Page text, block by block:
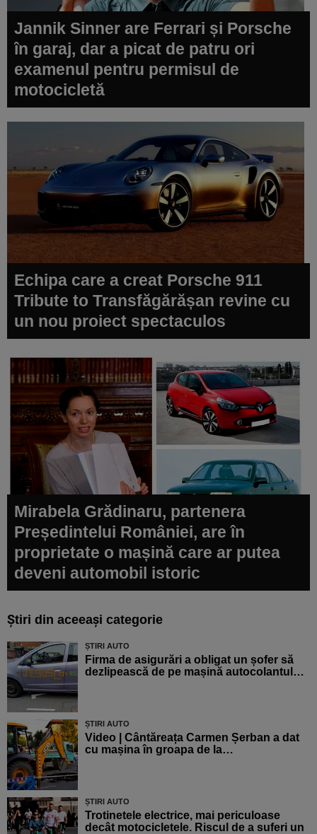
Jannik Sinner are Ferrari și Porsche
în garaj, dar a picat de patru ori
examenul pentru permisul de
motocicletă
Echipa care a creat Porsche 911
Tribute to Transfăgărășan revine cu
un nou proiect spectaculos
Mirabela Grădinaru, partenera
Președintelui României, are în
proprietate o mașină care ar putea
deveni automobil istoric
Știri din aceeași categorie
ȘTIRI AUTO
Firma de asigurări a obligat un șofer să
dezlipească de pe mașină autocolantul…
ȘTIRI AUTO
Video | Cântăreața Carmen Șerban a dat
cu mașina în groapa de la…
ȘTIRI AUTO
Trotinetele electrice, mai periculoase
decât motocicletele. Riscul de a suferi un